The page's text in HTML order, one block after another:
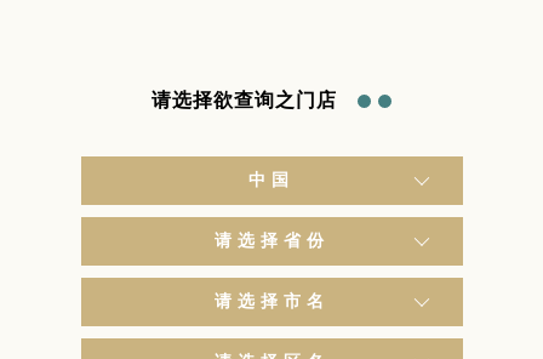
请选择欲查询之门店
中国
请选择省份
请选择市名
学府东四道街店 15561559072